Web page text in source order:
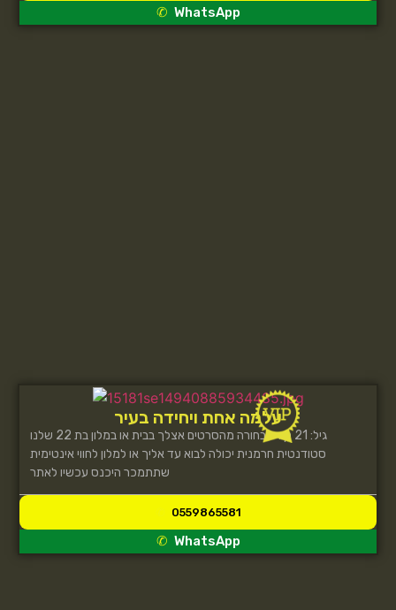
WhatsApp
עלמה אחת ויחידה בעיר
גיל: 21 קורל בחורה מהסרטים אצלך בבית או במלון בת 22 שלנו
סטודנטית חרמנית יכולה לבוא עד אליך או למלון לחווי אינטימית
שתתמכר היכנס עכשיו לאתר
0559865581
WhatsApp